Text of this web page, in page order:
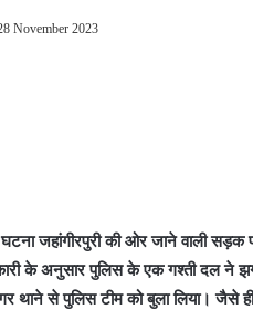
November 2023
जहांगीरपुरी की ओर जाने वाली
के अनुसार पुलिस के एक गश्ती दल ने
थाने से पुलिस टीम को बुला लिया। जैसे